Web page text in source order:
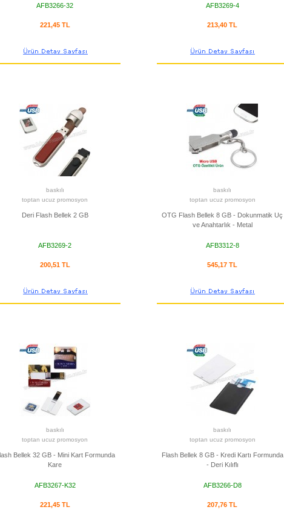
AFB3266-32
221,45 TL
AFB3269-4
213,40 TL
baskılı
toptan ucuz promosyon
Deri Flash Bellek 2 GB
AFB3269-2
200,51 TL
baskılı
toptan ucuz promosyon
OTG Flash Bellek 8 GB - Dokunmatik Uç
ve Anahtarlık - Metal
AFB3312-8
545,17 TL
baskılı
toptan ucuz promosyon
Bellek 32 GB - Mini Kart Formunda
Kare
AFB3267-K32
221,45 TL
baskılı
toptan ucuz promosyon
Flash Bellek 8 GB - Kredi Kartı Formunda
- Deri Kılıflı
AFB3266-D8
207,76 TL